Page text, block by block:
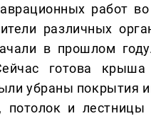
работ
различных
в прошлом
готова
убраны
потолок и